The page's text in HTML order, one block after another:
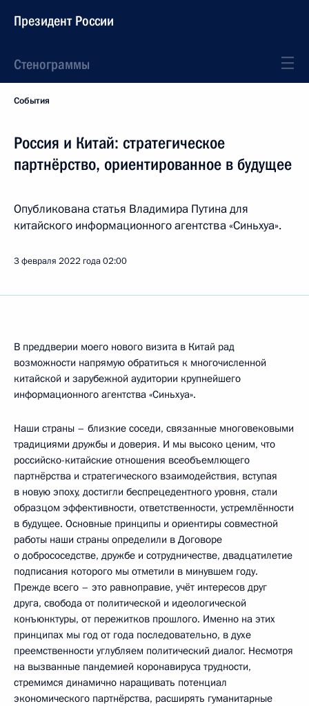
Президент России
Стенограммы
События
Россия и Китай: стратегическое
партнёрство, ориентированное в будущее
Опубликована статья Владимира Путина для
китайского информационного агентства «Синьхуа».
3 февраля 2022 года02:00
В преддверии моего нового визита в Китай рад
возможности напрямую обратиться к многочисленной
китайской и зарубежной аудитории крупнейшего
информационного агентства «Синьхуа».
Наши страны – близкие соседи, связанные многовековыми
традициями дружбы и доверия. И мы высоко ценим, что
российско-китайские отношения всеобъемлющего
партнёрства и стратегического взаимодействия, вступая
в новую эпоху, достигли беспрецедентного уровня, стали
образцом эффективности, ответственности, устремлённости
в будущее. Основные принципы и ориентиры совместной
работы наши страны определили в Договоре
о добрососедстве, дружбе и сотрудничестве, двадцатилетие
подписания которого мы отметили в минувшем году.
Прежде всего – это равноправие, учёт интересов друг
друга, свобода от политической и идеологической
конъюнктуры, от пережитков прошлого. Именно на этих
принципах мы год от года последовательно, в духе
преемственности углубляем политический диалог. Несмотря
на вызванные пандемией коронавируса трудности,
стремимся динамично наращивать потенциал
экономического партнёрства, расширять гуманитарные